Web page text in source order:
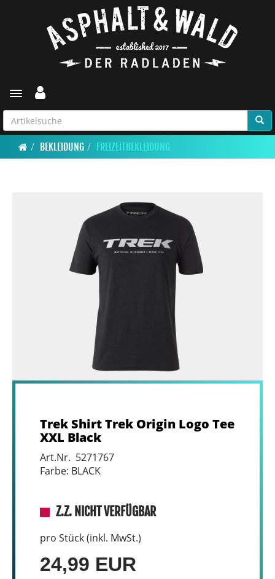
Toggle navigation
BEKLEIDUNG FREIZEITBEKLEIDUNG
Trek Shirt Trek Origin Logo Tee
XXL Black
Art.Nr. 5271767
Farbe: BLACK
Z.Z. NICHT VERFÜGBAR
pro Stück (inkl. MwSt.)
24,99 EUR